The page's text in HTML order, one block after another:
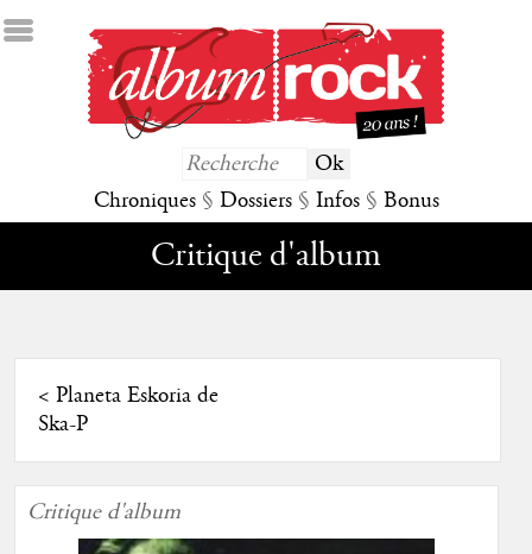
Chroniques § Dossiers § Infos § Bonus
Critique d'album
< Planeta Eskoria de
Ska-P
Critique d'album